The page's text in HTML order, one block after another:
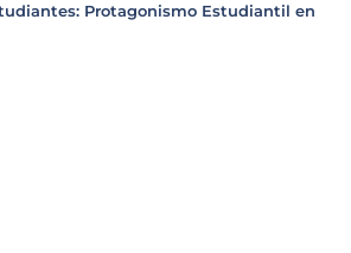
Protagonismo Estudiantil en